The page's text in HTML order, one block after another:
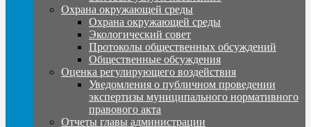
Охрана окружающей среды
Охрана окружающей среды
Экологический совет
Протоколы общественных обсуждений
Общественные обсуждения
Оценка регулирующего воздействия
Уведомления о публичном проведении
экспертизы муниципального нормативного
правового акта
Отчеты главы администрации